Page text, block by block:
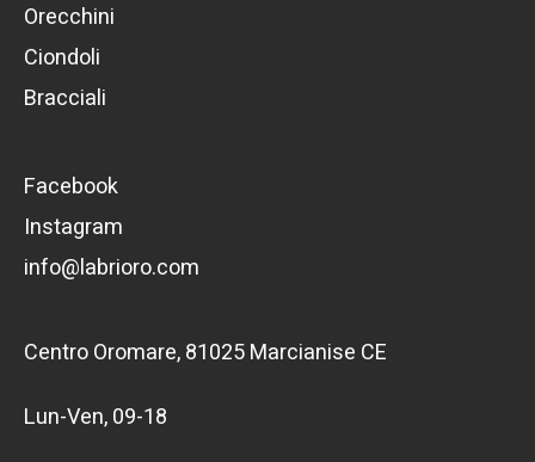
Orecchini
Ciondoli
Bracciali
Facebook
Instagram
info@labrioro.com
Centro Oromare, 81025 Marcianise CE
Lun-Ven, 09-18